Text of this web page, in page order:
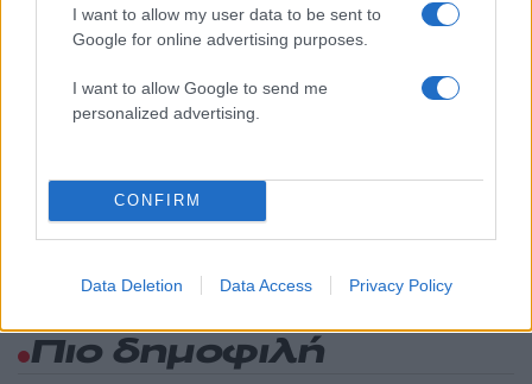
I want to allow my user data to be sent to
Google for online advertising purposes.
I want to allow Google to send me
personalized advertising.
CONFIRM
Data Deletion Data Access Privacy Policy
Στερεά Ελλάδα
ΕΙΔΗΣΕΙΣ
ΚΙΛΑ ΧΑΛΚΙΔΕΑ
Share:
ενημερωθείτε πρώτοι για όλη την ειδησεογραφία και τα
τελευταία νέατης ημέρας
Πιο δημοφιλή